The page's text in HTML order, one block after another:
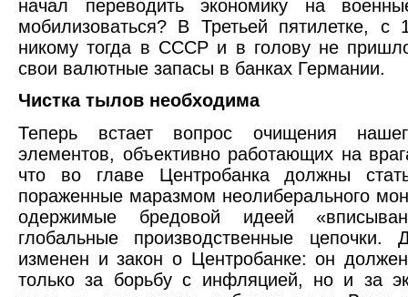
начал переводить экономику на
мобилизоваться? В Третьей пятилетке, с
никому тогда в СССР и в голову не
свои валютные запасы в банках Германии.
Чистка тылов необходима
Теперь встает вопрос очищения
элементов, объективно работающих на
что во главе Центробанка должны
пораженные маразмом неолиберального
одержимые бредовой идеей
глобальные производственные цепочки.
изменен и закон о Центробанке: он
только за борьбу с инфляцией, но и за